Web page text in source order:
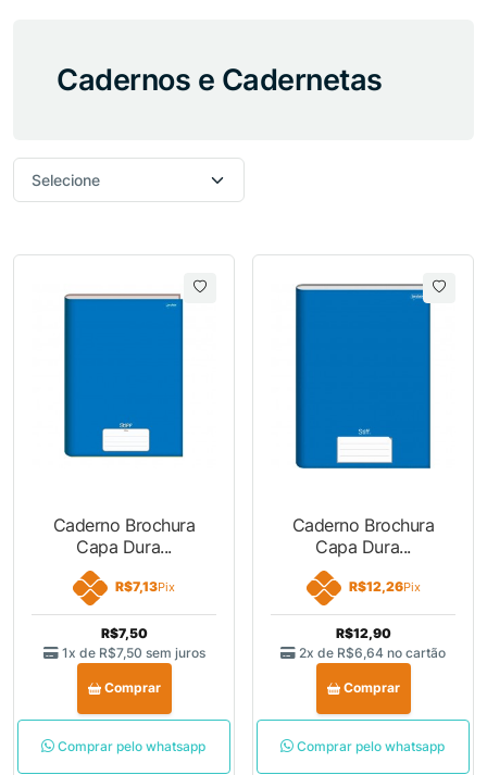
Cadernos e Cadernetas
Caderno Brochura
Capa Dura...
R$7,13Pix
R$7,50
1x de R$7,50 sem juros
Comprar
Comprar pelo whatsapp
Caderno Brochura
Capa Dura...
R$12,26Pix
R$12,90
2x de R$6,64 no cartão
Comprar
Comprar pelo whatsapp